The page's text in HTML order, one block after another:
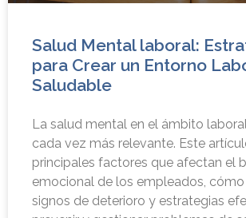
Salud Mental laboral:
para Crear un Entorno
Saludable
La salud mental en el ámbito
cada vez más relevante. Este
principales factores que afectan el
emocional de los empleados,
signos de deterioro y estrategias